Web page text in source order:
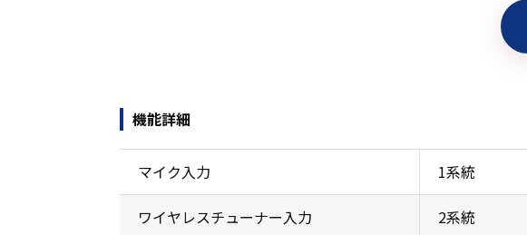
機能詳細
マイク入力 1系統
ワイヤレスチューナー入力 2系統